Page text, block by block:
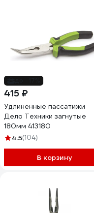
415 ₽
Удлиненные пассатижи
Дело Техники загнутые
180мм 413180
4.5(104)
В корзину